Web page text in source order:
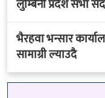
लुम्बिनी प्रदेश सभा
भैरहवा भन्सार
सामाग्री ल्याउदै